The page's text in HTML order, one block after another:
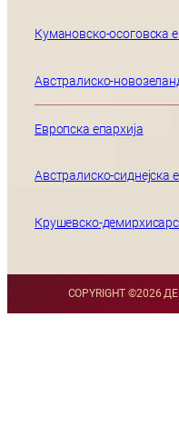
Кумановско-осоговска
Австралиско-
Европска епархија
Австралиско-сиднејска
Крушевско-
COPYRIGHT ©2026